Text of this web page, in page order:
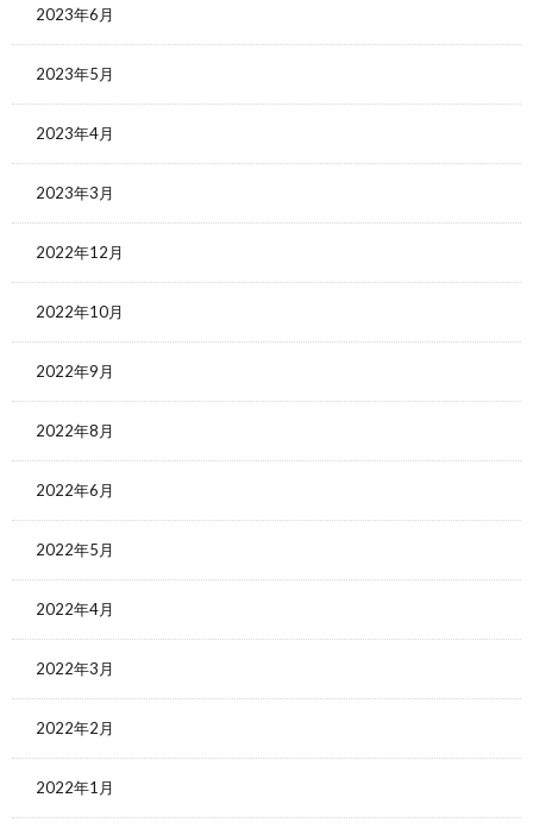
2023年6月
2023年5月
2023年4月
2023年3月
2022年12月
2022年10月
2022年9月
2022年8月
2022年6月
2022年5月
2022年4月
2022年3月
2022年2月
2022年1月